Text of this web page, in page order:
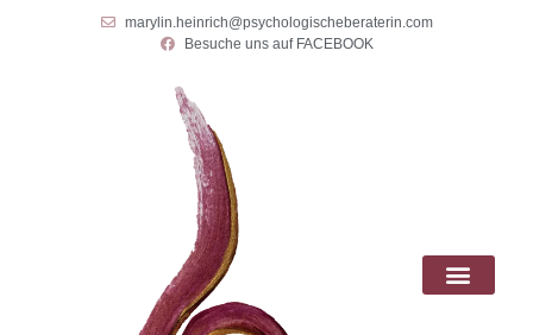
marylin.heinrich@psychologischeberaterin.com
Besuche uns auf FACEBOOK